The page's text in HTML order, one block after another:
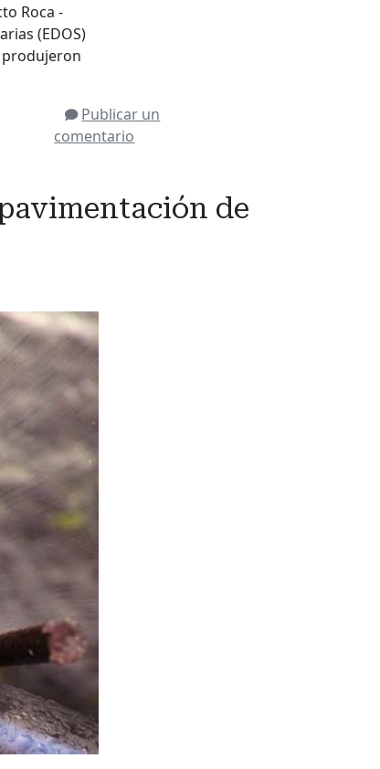
Roca -
(EDOS)
Publicar un
comentario
de